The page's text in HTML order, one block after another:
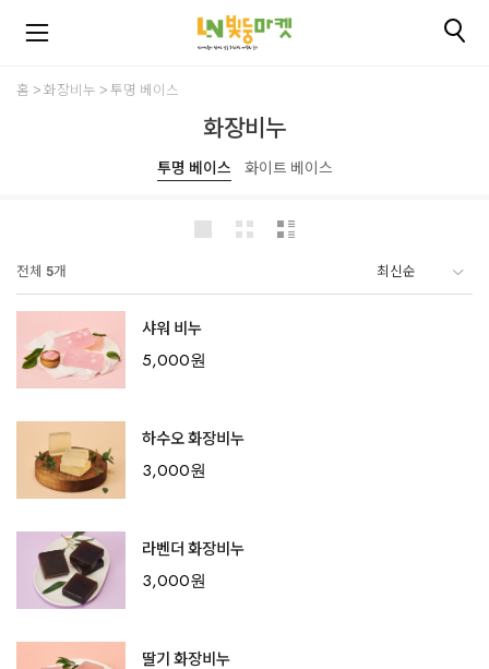
홈 화장비누 투명 베이스
화장비누
투명 베이스 화이트 베이스
전체 5개
샤워 비누
5,000원
하수오 화장비누
3,000원
라벤더 화장비누
3,000원
딸기 화장비누